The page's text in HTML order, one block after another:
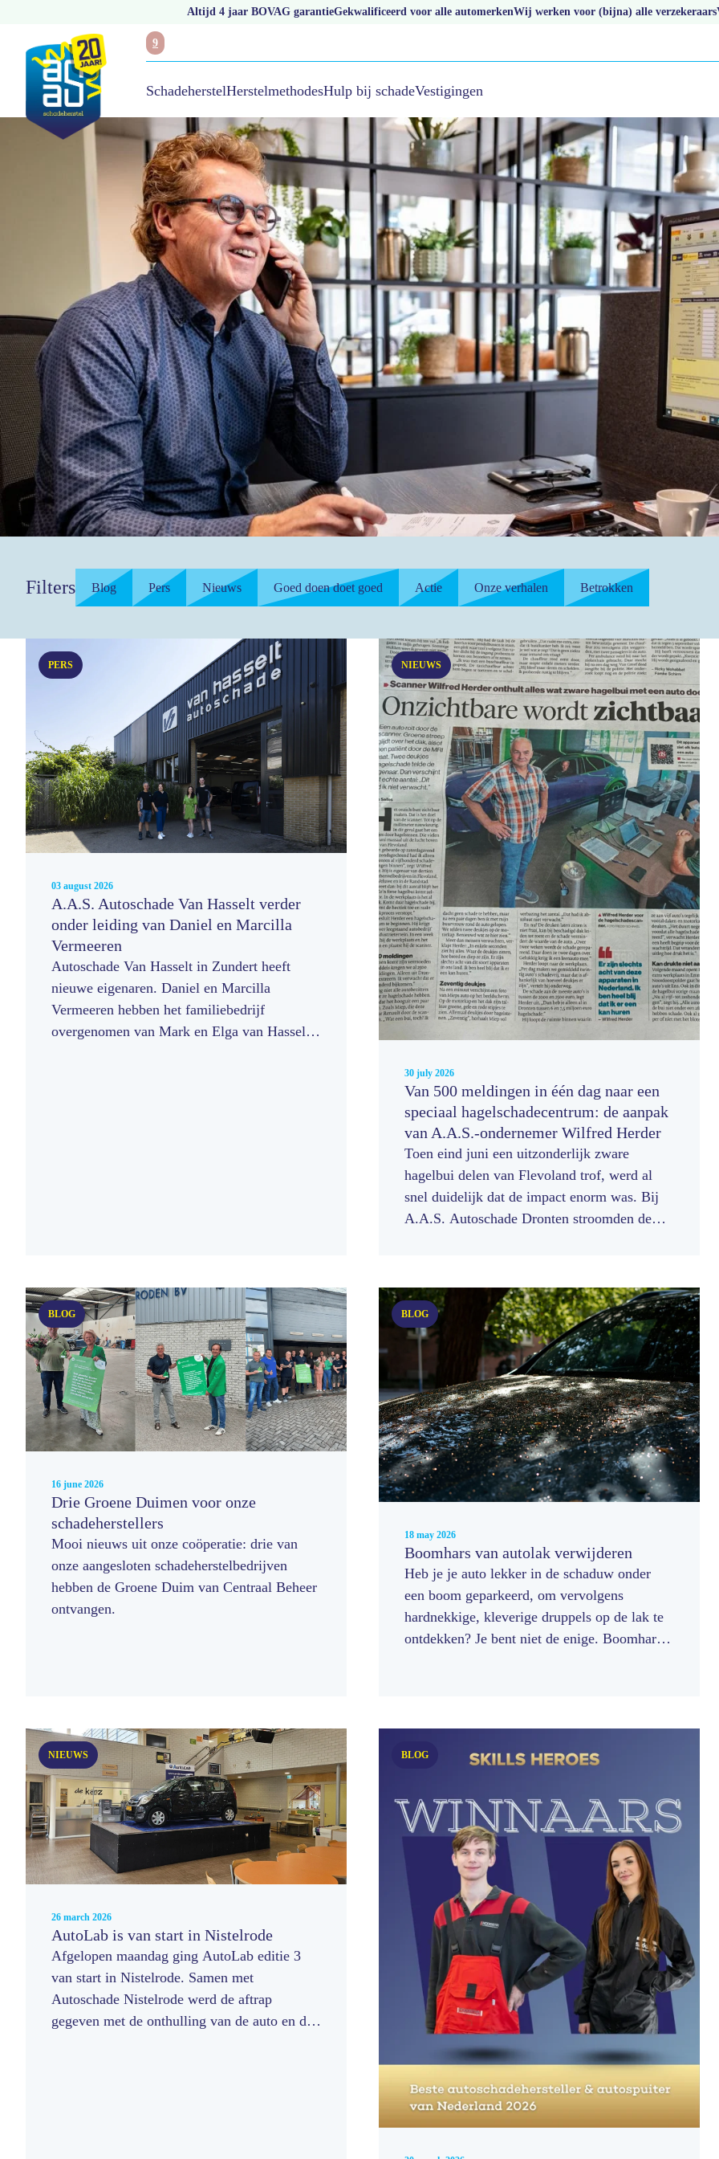
Altijd 4 jaar BOVAG garantieGekwalificeerd voor alle automerkenWij werken voor (bijna) alle verzekeraars
9
SchadeherstelHerstelmethodesHulp bij schadeVestigingen
Filters Blog Pers Nieuws Goed doen doet goed Actie Onze verhalen Betrokken
PERS
03 august 2026
A.A.S. Autoschade Van Hasselt verder
onder leiding van Daniel en Marcilla
Vermeeren
Autoschade Van Hasselt in Zundert heeft
nieuwe eigenaren. Daniel en Marcilla
Vermeeren hebben het familiebedrijf
overgenomen van Mark en Elga van Hasselt.
NIEUWS
30 july 2026
Van 500 meldingen in één dag naar een
speciaal hagelschadecentrum: de aanpak
van A.A.S.-ondernemer Wilfred Herder
Toen eind juni een uitzonderlijk zware
hagelbui delen van Flevoland trof, werd al
snel duidelijk dat de impact enorm was. Bij
A.A.S. Autoschade Dronten stroomden de
ongeveer 500 meldingen uit de regio.
Inmiddels gaat het om duizenden voertuigen
met hagelschade.
BLOG
16 june 2026
Drie Groene Duimen voor onze
schadeherstellers
Mooi nieuws uit onze coöperatie: drie van
onze aangesloten schadeherstelbedrijven
hebben de Groene Duim van Centraal Beheer
ontvangen.
BLOG
18 may 2026
Boomhars van autolak verwijderen
Heb je je auto lekker in de schaduw onder
een boom geparkeerd, om vervolgens
hardnekkige, kleverige druppels op de lak te
ontdekken? Je bent niet de enige. Boomhars
NIEUWS
26 march 2026
AutoLab is van start in Nistelrode
Afgelopen maandag ging AutoLab editie 3
van start in Nistelrode. Samen met
Autoschade Nistelrode werd de aftrap
gegeven met de onthulling van de auto en de
BLOG